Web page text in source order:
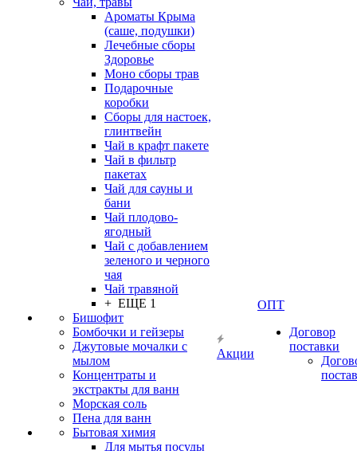
Ароматы Крыма
(саше, подушки)
Лечебные сборы
Здоровье
Моно сборы трав
Подарочные
коробки
Сборы для настоек,
глинтвейн
Чай в крафт пакете
Чай в фильтр
пакетах
Чай для сауны и
бани
Чай плодово-
ягодный
Чай с добавлением
зеленого и черного
чая
Чай травяной
+ ЕЩЕ 1
Бишофит
Бомбочки и гейзеры
Джутовые мочалки с
мылом
Концентраты и
экстракты для ванн
Морская соль
Пена для ванн
Бытовая химия
Для мытья посуды
Акции
ОПТ
Договор
поставки